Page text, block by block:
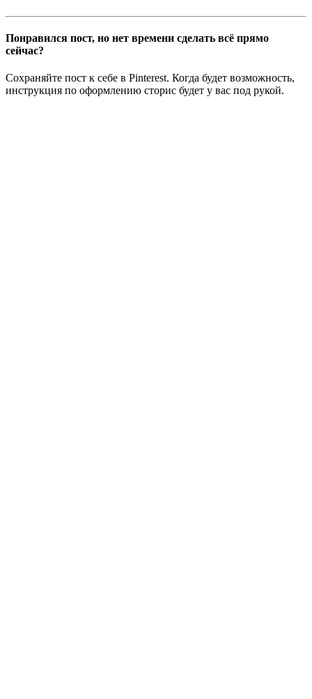
Понравился пост, но нет времени сделать всё прямо
сейчас?
Сохраняйте пост к себе в Pinterest. Когда будет возможность,
инструкция по оформлению сторис будет у вас под рукой.